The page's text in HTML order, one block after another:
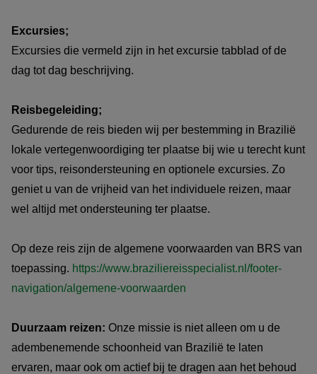
Excursies;
Excursies die vermeld zijn in het excursie tabblad of de
dag tot dag beschrijving.
Reisbegeleiding;
Gedurende de reis bieden wij per bestemming in Brazilië
lokale vertegenwoordiging ter plaatse bij wie u terecht kunt
voor tips, reisondersteuning en optionele excursies. Zo
geniet u van de vrijheid van het individuele reizen, maar
wel altijd met ondersteuning ter plaatse.
Op deze reis zijn de algemene voorwaarden van BRS van
toepassing. https://www.braziliereisspecialist.nl/footer-
navigation/algemene-voorwaarden
Duurzaam reizen: Onze missie is niet alleen om u de
adembenemende schoonheid van Brazilië te laten
ervaren, maar ook om actief bij te dragen aan het behoud